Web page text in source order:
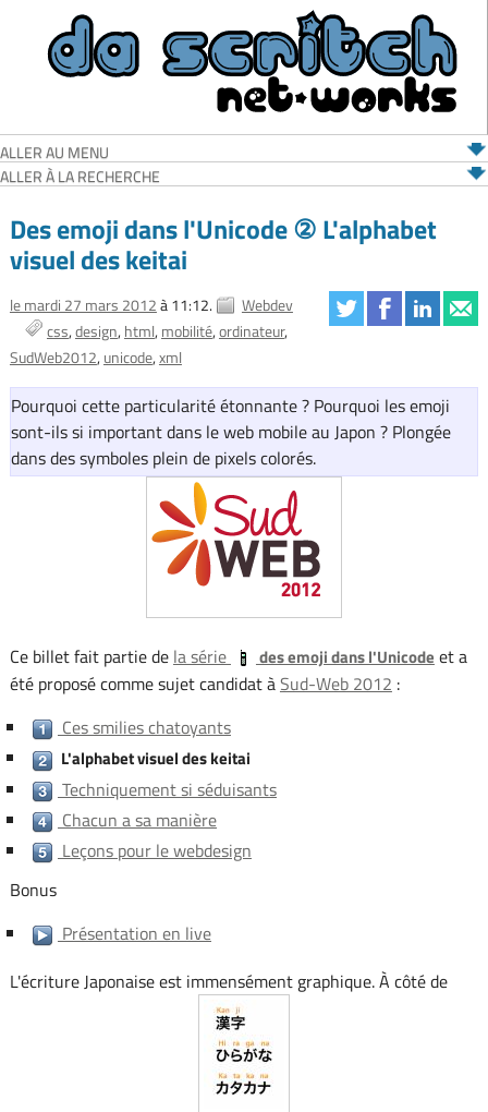
ALLER AU MENU
ALLER À LA RECHERCHE
Des emoji dans l'Unicode ② L'alphabet
visuel des keitai
le mardi 27 mars 2012à 11:12.
Webdev
css design html mobilité ordinateur
SudWeb2012 unicode xml
Pourquoi cette particularité étonnante ? Pourquoi les emoji
sont-ils si important dans le web mobile au Japon ? Plongée
dans des symboles plein de pixels colorés.
Ce billet fait partie de la série des emoji dans l'Unicode et a
été proposé comme sujet candidat àSud-Web 2012 :
Ces smilies chatoyants
L'alphabet visuel des keitai
Techniquement si séduisants
Chacun a sa manière
Leçons pour le webdesign
Bonus
Présentation en live
L'écriture Japonaise est immensément graphique. À côté de